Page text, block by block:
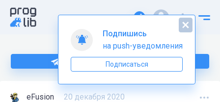
Подпишитесь на нас в Telegram
eFusion 20 декабря 2020
Подпишись
на push-уведомления
Подписаться